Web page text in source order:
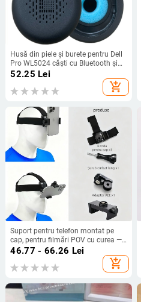
Husă din piele și burete pentru Dell
Pro WL5024 căști cu Bluetooth și
anulare a zgomotului
52.25 Lei
add_shopping_cart
Suport pentru telefon montat pe
cap, pentru filmări POV cu curea —
Material ABS, compatibil universal,
46.77 - 66.26 Lei
add_shopping_cart